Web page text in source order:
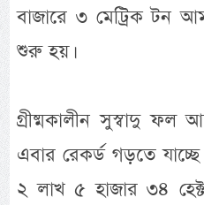
বাজারে ৩ মেট্রিক টন আম
শুরু হয়।
গ্রীষ্মকালীন সুস্বাদু ফল
এবার রেকর্ড গড়তে
২ লাখ ৫ হাজার ৩৪